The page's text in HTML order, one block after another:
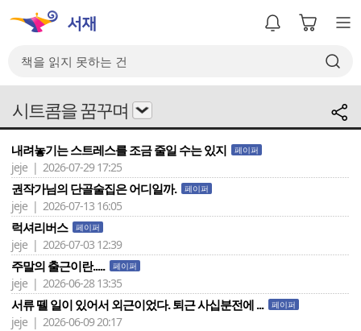
시트콤을 꿈꾸며
내려놓기는 스트레스를 조금 줄일 수는 있지 페이퍼
jeje | 2026-07-29 17:25
권작가님의 단골술집은 어디일까. 페이퍼
jeje | 2026-07-13 16:05
럭셔리버스 페이퍼
jeje | 2026-07-03 12:39
주말의 출근이란..... 페이퍼
jeje | 2026-06-28 13:35
서류 뗄 일이 있어서 외근이었다. 퇴근 사십분전에 ... 페이퍼
jeje | 2026-06-09 20:17